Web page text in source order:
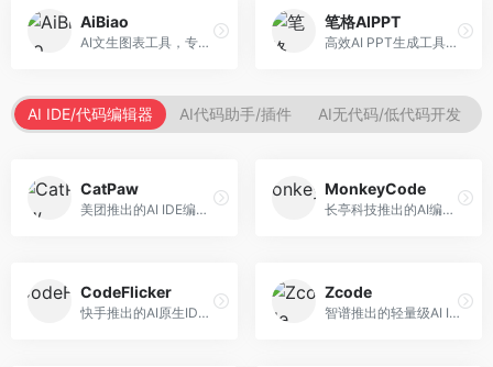
AiBiao
AI文生图表工具，专注于数据可视化展示。面向数据分析师和职场人士，提供图表生成、数据可视化、PPT嵌入等服务，数据展示专业。
笔格AIPPT
高效AI PPT生成工具，专注于演示文稿智能创作。面向职场人士，支持主题输入、内容生成、设计美化等功能，PPT制作效率高。
AI IDE/代码编辑器 AI代码助手/插件 AI无代码/低代码开发
CatPaw
美团推出的AI IDE编程工具，专注于本地开发生态。面向开发者，提供智能代码补全、代码生成、项目管理等服务，本地开发体验好。
MonkeyCode
长亭科技推出的AI编程助手，专注于安全开发。面向开发者，提供代码生成、安全检测、漏洞修复等服务，安全开发能力强。
CodeFlicker
快手推出的AI原生IDE，专注于短视频相关开发。面向快手生态开发者，提供代码生成、调试辅助等服务，与快手开发生态深度整合。
Zcode
智谱推出的轻量级AI IDE，基于GLM模型。面向开发者，提供智能代码补全、代码生成、错误检测等服务，中文编程支持好。